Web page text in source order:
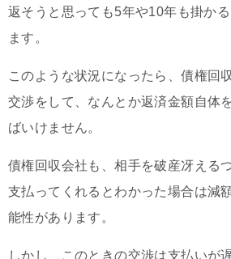
返そうと思っても5年や10年も掛か
ます。
このような状況になったら、債権回
交渉をして、なんとか返済金額自体
ばいけません。
債権回収会社も、相手を破産冴える
支払ってくれるとわかった場合は減
能性があります。
しかし、このときの交渉は支払いが